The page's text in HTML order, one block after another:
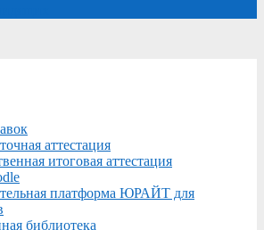
аттестация
итоговая аттестация
платформа ЮРАЙТ для
библиотека